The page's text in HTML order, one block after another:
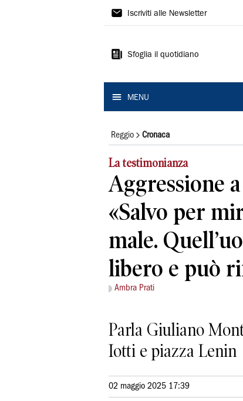
Gazzetta
Reggio
Iscriviti alle Newsletter
Sfoglia il quotidiano
MENU
Reggio Cronaca
La testimonianza
Aggressione
«Salvo per
male.
libero e può
Ambra Prati
Parla Giuliano
Iotti e piazza Lenin
02 maggio 2025 17:39